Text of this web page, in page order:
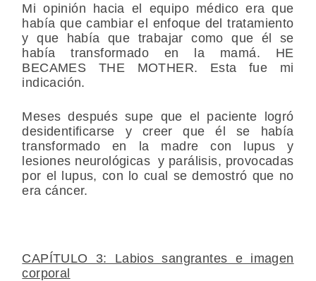
Mi opinión hacia el equipo médico era que
había que cambiar el enfoque del tratamiento
y que había que trabajar como que él se
había transformado en la mamá. HE
BECAMES THE MOTHER. Esta fue mi
indicación.
Meses después supe que el paciente logró
desidentificarse y creer que él se había
transformado en la madre con lupus y
lesiones neurológicas y parálisis, provocadas
por el lupus, con lo cual se demostró que no
era cáncer.
CAPÍTULO 3: Labios sangrantes e imagen
corporal